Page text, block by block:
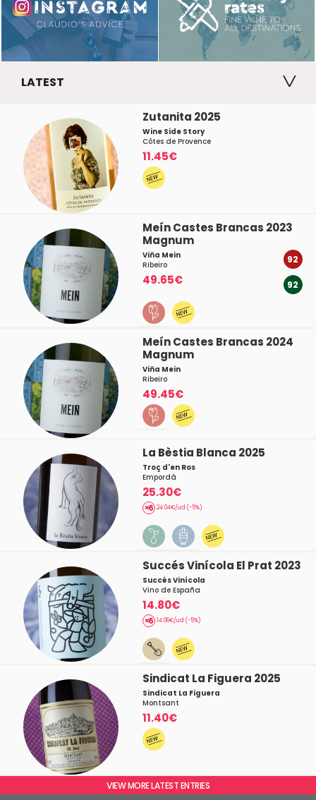
LATEST
Zutanita 2025
Wine Side Story
Côtes de Provence
11.45€
Meín Castes Brancas 2023
Magnum
Viña Mein
Ribeiro
49.65€
92
92
Meín Castes Brancas 2024
Magnum
Viña Mein
Ribeiro
49.45€
La Bèstia Blanca 2025
Troç d'en Ros
Empordà
25.30€
24.04€/ud (-5%)
Succés Vinícola El Prat 2023
Succés Vinícola
Vino de España
14.80€
14.06€/ud (-5%)
Sindicat La Figuera 2025
Sindicat La Figuera
Montsant
11.40€
VIEW MORE LATEST ENTRIES